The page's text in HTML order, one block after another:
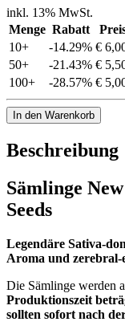
inkl. 13% MwSt.
Menge Rabatt
10+ -14.29% €
50+ -21.43% €
100+ -28.57% €
In den Warenkorb
Beschreibung
Sämlinge
Seeds
Legendäre Sativa-
Aroma und
Die Sämlinge werden
Produktionszeit
sollten sofort nach